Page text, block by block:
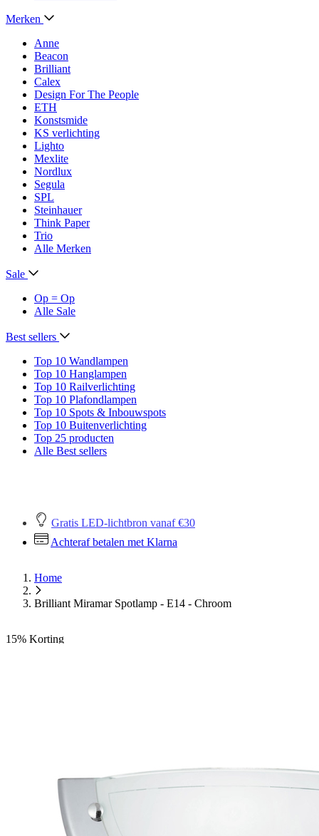
Merken
Anne
Beacon
Brilliant
Calex
Design For The People
ETH
Konstsmide
KS verlichting
Lighto
Mexlite
Nordlux
Segula
SPL
Steinhauer
Think Paper
Trio
Alle Merken
Sale
Op = Op
Alle Sale
Best sellers
Top 10 Wandlampen
Top 10 Hanglampen
Top 10 Railverlichting
Top 10 Plafondlampen
Top 10 Spots & Inbouwspots
Top 10 Buitenverlichting
Top 25 producten
Alle Best sellers
Gratis LED-lichtbron vanaf €30
Achteraf betalen met Klarna
Home
Brilliant Miramar Spotlamp - E14 - Chroom
15% Korting